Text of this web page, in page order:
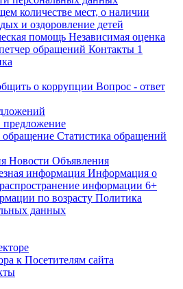
количестве мест, о наличии
и оздоровление детей
помощь Независимая оценка
обращений Контакты 1
о коррупции Вопрос - ответ
предложение
обращение Статистика обращений
Новости Объявления
информация Информация о
информации 6+
по возрасту Политика
данных
к Посетителям сайта